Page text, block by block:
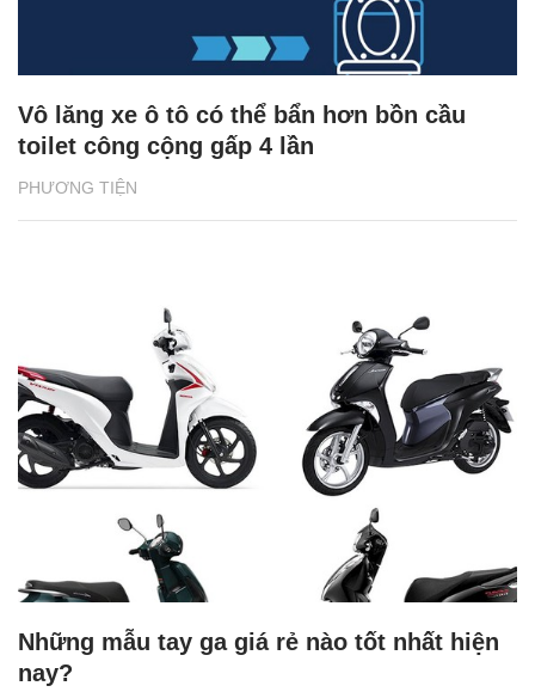
PHƯƠNG TIỆN
Vô lăng xe ô tô có thể bẩn hơn bồn cầu
toilet công cộng gấp 4 lần
Những mẫu tay ga giá rẻ nào tốt nhất hiện
nay?